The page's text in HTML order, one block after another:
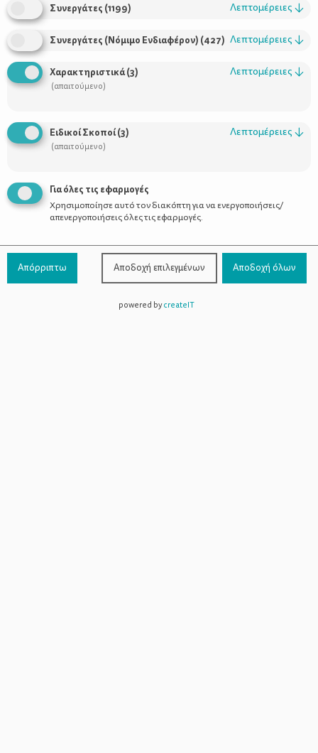
τρελάνουν οι απορίες ενός 2χρονου
Συνεργάτες (1199) Λεπτομέρειες ↓
Συνεργάτες (Νόμιμο Ενδιαφέρον) (427) Λεπτομέρειες ↓
Χαρακτηριστικά(3)
(απαιτούμενο)
Λεπτομέρειες ↓
Ειδικοί Σκοποί(3)
(απαιτούμενο)
Λεπτομέρειες ↓
Για όλες τις εφαρμογές
Χρησιμοποίησε αυτό τον διακόπτη για να ενεργοποιήσεις/
απενεργοποιήσεις όλες τις εφαρμογές.
Απόρριπτω Αποδοχή επιλεγμένων Αποδοχή όλων
powered bycreateIT